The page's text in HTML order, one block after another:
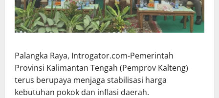
Palangka Raya, Introgator.com-Pemerintah
Provinsi Kalimantan Tengah (Pemprov Kalteng)
terus berupaya menjaga stabilisasi harga
kebutuhan pokok dan inflasi daerah.